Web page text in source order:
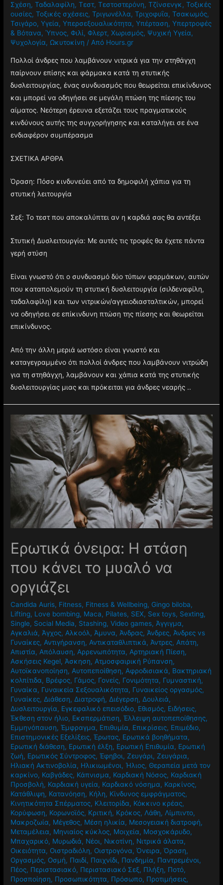
Σχέση,Ταδαλαφίλη,Τεστ,Τεστοστερόνη,Τζίνσενγκ,Τοξικές
ουσίες,Τοξικές σχέσεις,Τριγωνέλλα,Τριχοφυΐα,Τσακωμός,
Τσιγάρο,Υγεία,Υπερσεξουαλικότητα,Υπέρταση,Υπερτροφές
& Βότανα,Ύπνος,Φιλί,Φλερτ,Χωρισμός, Ψυχική Υγεία,
Ψυχολογία, Ωκυτοκίνη / Από Hours.gr
Πολλοί άνδρες που λαμβάνουν νιτρικά για την στηθάγχη
παίρνουν επίσης και φάρμακα κατά τη στυτικής
δυσλειτουργίας, ένας συνδυασμός που θεωρείται επικίνδυνος
και μπορεί να οδηγήσει σε μεγάλη πτώση της πίεσης του
αίματος. Νεότερη έρευνα εξετάζει τους πραγματικούς
κινδύνους αυτής της συγχορήγησης και καταλήγει σε ένα
ενδιαφέρον συμπέρασμα
ΣΧΕΤΙΚΑ ΑΡΘΡΑ
Όραση: Πόσο κινδυνεύει από τα δημοφιλή χάπια για τη
στυτική λειτουργία
Σεξ: Το τεστ που αποκαλύπτει αν η καρδιά σας θα αντέξει
Στυτική Δυσλειτουργία: Με αυτές τις τροφές θα έχετε πάντα
γερή στύση
Είναι γνωστό ότι ο συνδυασμό δύο τύπων φαρμάκων, αυτών
που καταπολεμούν τη στυτική δυσλειτουργία (σιλδεναφίλη,
ταδαλαφίλη) και των νιτρικών/αγγειοδιασταλτικών, μπορεί
να οδηγήσει σε επίκινδυνη πτώση της πίεσης και θεωρείται
επικίνδυνος.
Από την άλλη μεριά ωστόσο είναι γνωστό και
καταγεγραμμένο ότι πολλοί άνδρες που λαμβάνουν νιτρώδη
για τη στηθάγχη, λαμβάνουν και χάπια κατά της στυτικής
δυσλειτουργίας μιας και πρόκειται για άνδρες νεαρής ..
Ερωτικά όνειρα: Η στάση
που κάνει το μυαλό να
οργιάζει
Candida Auris, Fitness, Fitness & Wellbeing, Gingo biloba,
Lifting, Love bombing, Maca, Pilates, SEX, Sex toys, Sexting,
Single, Social Media, Stashing,Video games, Άγγιγμα,
Αγκαλιά, Άγχος, Αλκοόλ, Άμυνα, Άνδρας, Άνδρες, Άνδρες vs
Γυναίκες, Αντιγήρανση, Αντικαταθλιπτικά, Άντρες, Απάτη,
Απιστία, Απόλαυση, Αρρενωπότητα, Αρτηριακή Πίεση,
Ασκήσεις Kegel, Άσκηση, Ατμοσφαιρική Ρύπανση,
Αυτοϊκανοποίηση, Αυτοπεποίθηση, Αφροδισιακά, Βακτηριακή
κολπίτιδα, Βρέφος, Γάμος, Γονείς, Γονιμότητα, Γυμναστική,
Γυναίκα, Γυναικεία Σεξουαλικότητα, Γυναικείος οργασμός,
Γυναίκες, Διάθεση, Διατροφή, Διέγερση, Δουλειά,
Δυσλειτουργία, Εγκεφαλικό επεισόδιο, Εθισμός, Ειδήσεις,
Έκθεση στον ήλιο, Εκσπερμάτιση,Έλλειψη αυτοπεποίθησης,
Εμμηνόπαυση,Έμφραγμα, Επιθυμία, Επικρίσεις, Επιμέδιο,
Επιστημονικές Εξελίξεις,Έρωτας, Ερωτικά βοηθήματα,
Ερωτική διάθεση, Ερωτική έλξη, Ερωτική Επιθυμία, Ερωτική
ζωή, Ερωτικός Σύντροφος,Έφηβοι,Ζευγάρι,Ζευγάρια,
Ηλιακή Ακτινοβολία, Ηλικιωμένοι, Ήλιος, Θεραπεία μετά τον
καρκίνο, Καβγάδες, Κάπνισμα, Καρδιακή Νόσος, Καρδιακή
Προσβολή, Καρδιακή υγεία, Καρδιακό νόσημα, Καρκίνος,
Κατάθλιψη, Κατανόηση, Κήλη, Κίνδυνος εμφράγματος,
Κινητικότητα Σπέρματος, Κλειτορίδα, Κόκκινο κρέας,
Κορύφωση, Κορωνοϊός, Κριτική, Κρόκος, Λάθη, Λίμπιντο,
Μακροζωία, Μέγεθος, Μέση ηλικία, Μεσογειακή διατροφή,
Μεταμέλεια, Μηνιαίος κύκλος, Μοιχεία, Μοσχοκάρυδο,
Μπαχαρικό, Μυρωδιά, Νέοι, Νικοτίνη, Νιτρικά άλατα,
Οικειότητα, Οιστραδιόλη, Οιστρογόνα,Όνειρα,Όραση,
Οργασμός, Οσμή, Παιδί, Παιχνίδι, Πανδημία, Παντρεμένοι,
Πέος, Περιστασιακό, Περιστασιακό Σεξ, Πλήξη, Ποτό,
Προσποίηση, Προσωπικότητα, Πρόσωπο, Προτιμήσεις,